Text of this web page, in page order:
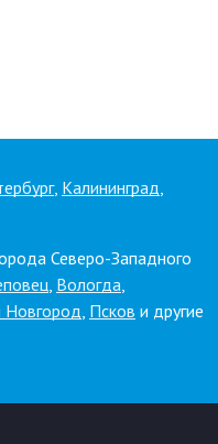
, Калининград,
Северо-Западного
, Вологда,
Новгород, Псков и другие